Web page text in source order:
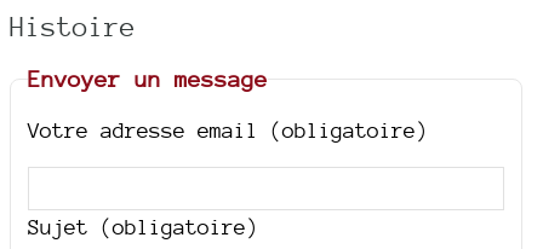
Histoire
Envoyer un message
Votre adresse email (obligatoire)
Sujet (obligatoire)